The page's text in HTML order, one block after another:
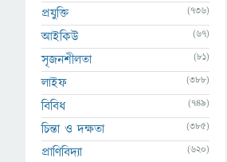
প্রযুক্তি (736)
আইকিউ (67)
সৃজনশীলতা (81)
লাইফ (388)
বিবিধ (749)
চিন্তা ও দক্ষতা (385)
প্রাণিবিদ্যা (620)